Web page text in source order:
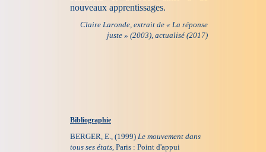
nouveaux apprentissages.
Claire Laronde, extrait de « La réponse
juste » (2003), actualisé (2017)
Bibliographie
BERGER, E., (1999) Le mouvement dans
tous ses états, Paris : Point d'appui